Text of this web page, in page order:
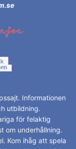
Informationen
utbildning.
för felaktig
om underhållning.
Kom ihåg att spela